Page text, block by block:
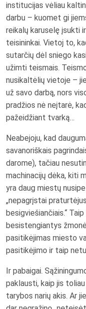
institucijas vėliau
darbu – kuomet gi
reikalų karuselę įsukti
teisininkai. Vietoj to,
sutarčių dėl sniego
užimti teismais.
nusikaltėlių vietoje –
už savo darbą, nors
pradžios nė neįtarė,
pažeidžiant tvarką…
Neabejoju, kad
savanoriškais
darome), tačiau
machinacijų dėka, kiti
yra daug miestų
„nepagrįstai
besigviešiančiais.“
besistengiantys
pasitikėjimas miesto
pasitikėjimo ir taip
Ir pabaigai.
paklausti, kaip jis
tarybos narių akis. Ar